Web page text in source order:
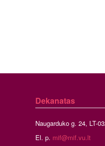
Dekanatas
Naugarduko g. 24, LT-
El. p. mif@mif.vu.lt